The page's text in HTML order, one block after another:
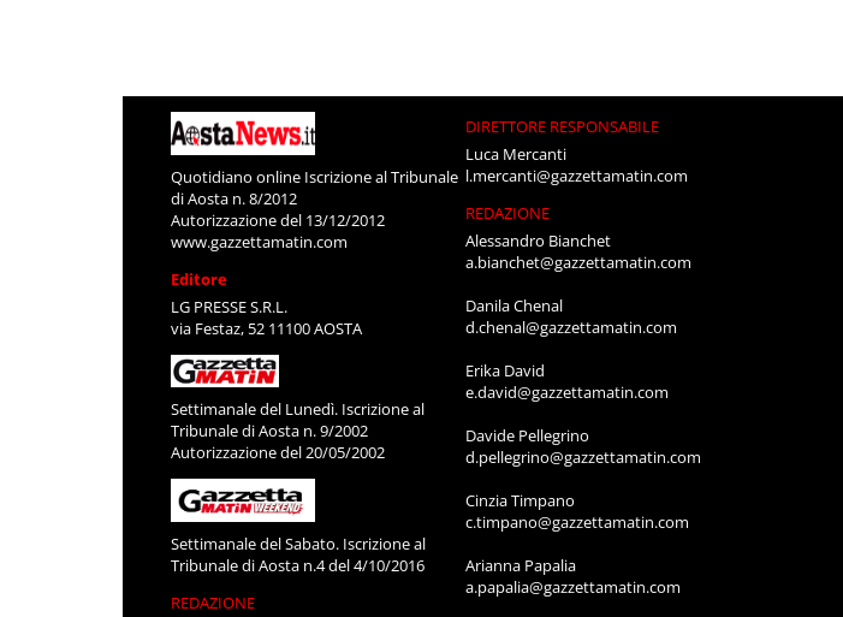
Quotidiano online Iscrizione al Tribunale
di Aosta n. 8/2012
Autorizzazione del 13/12/2012
www.gazzettamatin.com
Editore
LG PRESSE S.R.L.
via Festaz, 52 11100 AOSTA
Settimanale del Lunedì. Iscrizione al
Tribunale di Aosta n. 9/2002
Autorizzazione del 20/05/2002
Settimanale del Sabato. Iscrizione al
Tribunale di Aosta n.4 del 4/10/2016
REDAZIONE
DIRETTORE RESPONSABILE
Luca Mercanti
l.mercanti@gazzettamatin.com
REDAZIONE
Alessandro Bianchet
a.bianchet@gazzettamatin.com
Danila Chenal
d.chenal@gazzettamatin.com
Erika David
e.david@gazzettamatin.com
Davide Pellegrino
d.pellegrino@gazzettamatin.com
Cinzia Timpano
c.timpano@gazzettamatin.com
Arianna Papalia
a.papalia@gazzettamatin.com